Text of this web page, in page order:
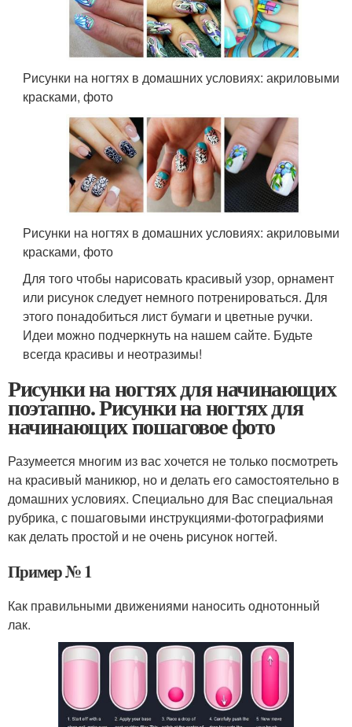
Рисунки на ногтях в домашних условиях: акриловыми
красками, фото
Рисунки на ногтях в домашних условиях: акриловыми
красками, фото
Для того чтобы нарисовать красивый узор, орнамент
или рисунок следует немного потренироваться. Для
этого понадобиться лист бумаги и цветные ручки.
Идеи можно подчеркнуть на нашем сайте. Будьте
всегда красивы и неотразимы!
Рисунки на ногтях для начинающих
поэтапно. Рисунки на ногтях для
начинающих пошаговое фото
Разумеется многим из вас хочется не только посмотреть
на красивый маникюр, но и делать его самостоятельно в
домашних условиях. Специально для Вас специальная
рубрика, с пошаговыми инструкциями-фотографиями
как делать простой и не очень рисунок ногтей.
Пример № 1
Как правильными движениями наносить однотонный
лак.